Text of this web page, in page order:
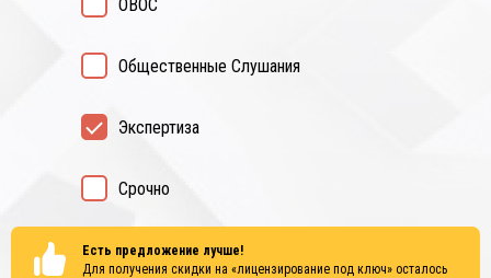
ОВОС
Общественные Слушания
Экспертиза
Срочно
Есть предложение лучше!
Для получения скидки на «лицензирование под ключ» осталось